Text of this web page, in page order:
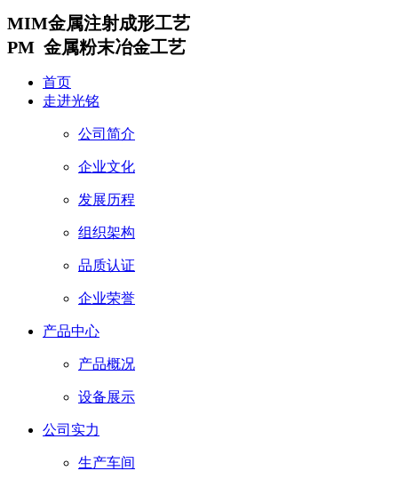
MIM金属注射成形工艺
PM 金属粉末冶金工艺
首页
走进光铭
公司简介
企业文化
发展历程
组织架构
品质认证
企业荣誉
产品中心
产品概况
设备展示
公司实力
生产车间